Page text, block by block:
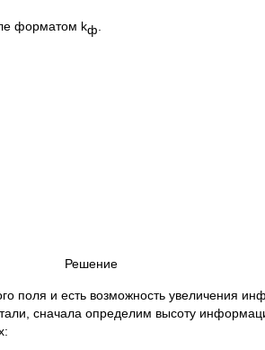
форматом kф
Решение
поля и есть возможность увеличения
сначала определим высоту